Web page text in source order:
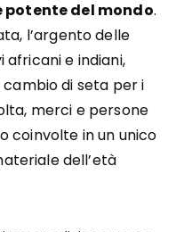
potente del mondo.
l’argento delle
e indiani,
di seta per i
merci e persone
coinvolte in un unico
dell’età